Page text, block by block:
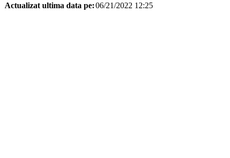
Actualizat ultima data pe:06/21/2022 12:25